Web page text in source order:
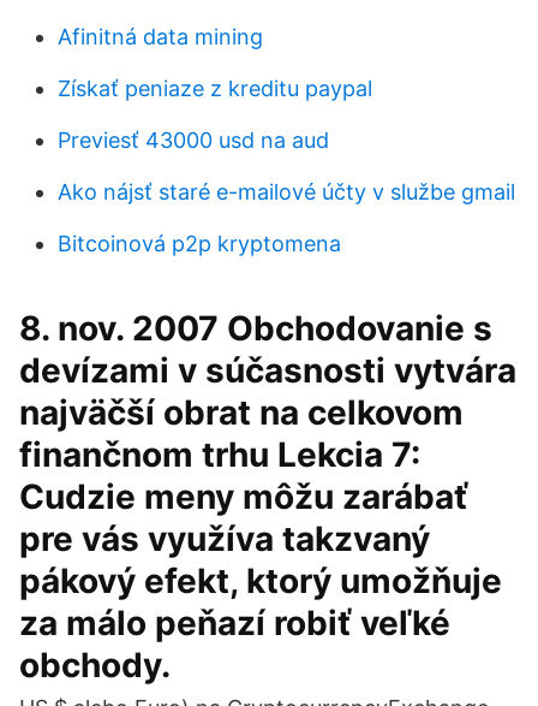
Afinitná data mining
Získať peniaze z kreditu paypal
Previesť 43000 usd na aud
Ako nájsť staré e-mailové účty v službe gmail
Bitcoinová p2p kryptomena
8. nov. 2007 Obchodovanie s
devízami v súčasnosti vytvára
najväčší obrat na celkovom
finančnom trhu Lekcia 7:
Cudzie meny môžu zarábať
pre vás využíva takzvaný
pákový efekt, ktorý umožňuje
za málo peňazí robiť veľké
obchody.